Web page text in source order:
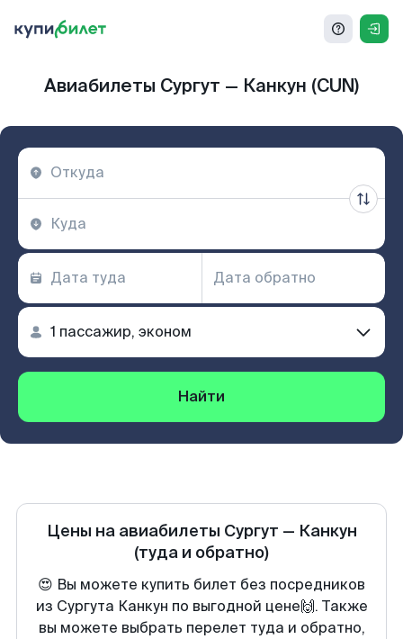
Авиабилеты Сургут — Канкун (CUN)
Найти
Цены на авиабилеты Сургут — Канкун
(туда и обратно)
😍 Вы можете купить билет без посредников
из Сургута Канкун по выгодной цене🙌. Также
вы можете выбрать перелет туда и обратно,